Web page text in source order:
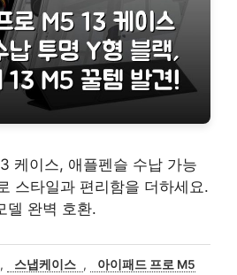
케이스, 애플펜슬 수납 가능
스타일과 편리함을 더하세요.
델 완벽 호환.
, 스냅케이스 ,
아이패드 프로 M5